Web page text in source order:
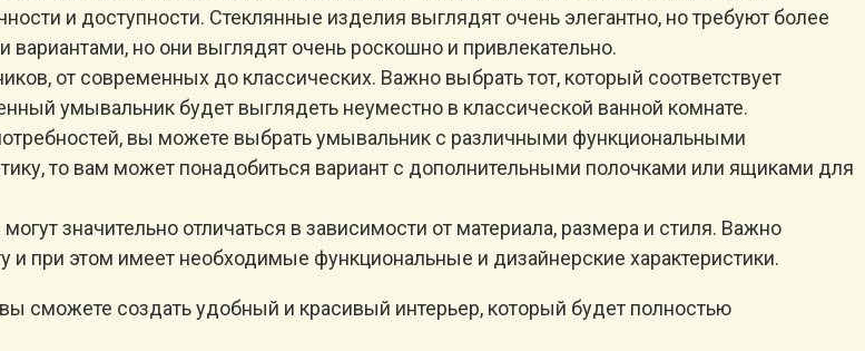
и доступности. Стеклянные изделия выглядят очень элегантно, но требуют более
но они выглядят очень роскошно и привлекательно.
от современных до классических. Важно выбрать тот, который соответствует
умывальник будет выглядеть неуместно в классической ванной комнате.
вы можете выбрать умывальник с различными функциональными
то вам может понадобиться вариант с дополнительными полочками или ящиками для
значительно отличаться в зависимости от материала, размера и стиля. Важно
при этом имеет необходимые функциональные и дизайнерские характеристики.
сможете создать удобный и красивый интерьер, который будет полностью